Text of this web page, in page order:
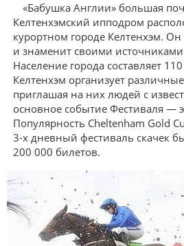
«Бабушка Англии» большая
Келтенхэмский ипподром
курортном городе Келтенхэм.
и знаменит своими
Население города составляет
Келтенхэм организует
приглашая на них людей с
основное событие Фестиваля —
Популярность Cheltenham Gold
3-х дневный фестиваль скачек
200 000 билетов.